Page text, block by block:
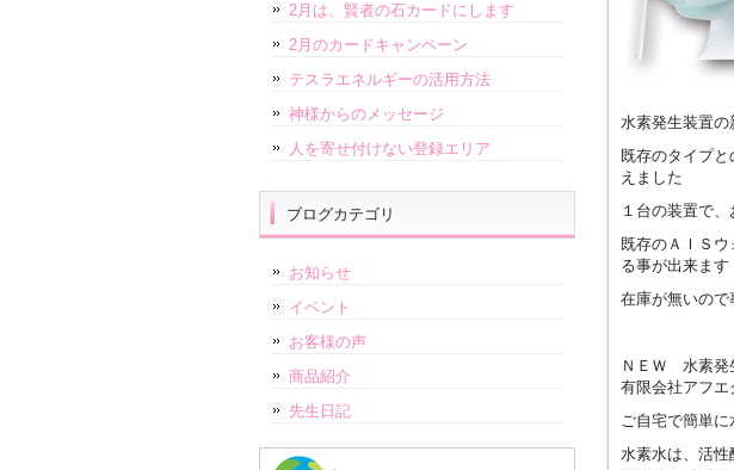
水素発生装置の
既存のタイプ
えました
１台の装置で
既存のＡＩＳ
る事が出来ます
在庫が無いの
ＮＥＷ 水素発
有限会社アフ
ご自宅で簡単
水素水は、活性
2月は、賢者の石カードにします
2月のカードキャンペーン
テスラエネルギーの活用方法
神様からのメッセージ
人を寄せ付けない登録エリア
ブログカテゴリ
お知らせ
イベント
お客様の声
商品紹介
先生日記